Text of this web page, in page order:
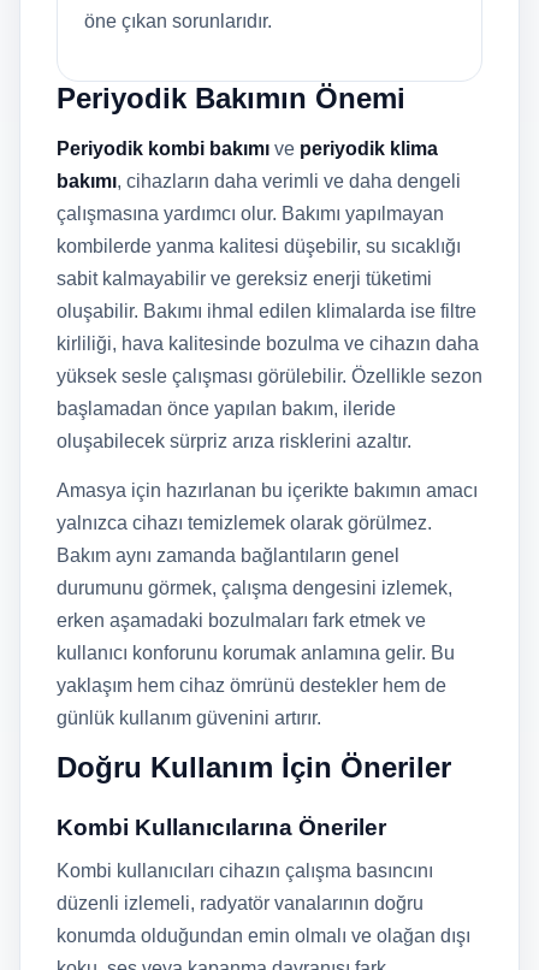
öne çıkan sorunlarıdır.
Periyodik Bakımın Önemi
Periyodik kombi bakımı ve periyodik klima
bakımı, cihazların daha verimli ve daha dengeli
çalışmasına yardımcı olur. Bakımı yapılmayan
kombilerde yanma kalitesi düşebilir, su sıcaklığı
sabit kalmayabilir ve gereksiz enerji tüketimi
oluşabilir. Bakımı ihmal edilen klimalarda ise filtre
kirliliği, hava kalitesinde bozulma ve cihazın daha
yüksek sesle çalışması görülebilir. Özellikle sezon
başlamadan önce yapılan bakım, ileride
oluşabilecek sürpriz arıza risklerini azaltır.
Amasya için hazırlanan bu içerikte bakımın amacı
yalnızca cihazı temizlemek olarak görülmez.
Bakım aynı zamanda bağlantıların genel
durumunu görmek, çalışma dengesini izlemek,
erken aşamadaki bozulmaları fark etmek ve
kullanıcı konforunu korumak anlamına gelir. Bu
yaklaşım hem cihaz ömrünü destekler hem de
günlük kullanım güvenini artırır.
Doğru Kullanım İçin Öneriler
Kombi Kullanıcılarına Öneriler
Kombi kullanıcıları cihazın çalışma basıncını
düzenli izlemeli, radyatör vanalarının doğru
konumda olduğundan emin olmalı ve olağan dışı